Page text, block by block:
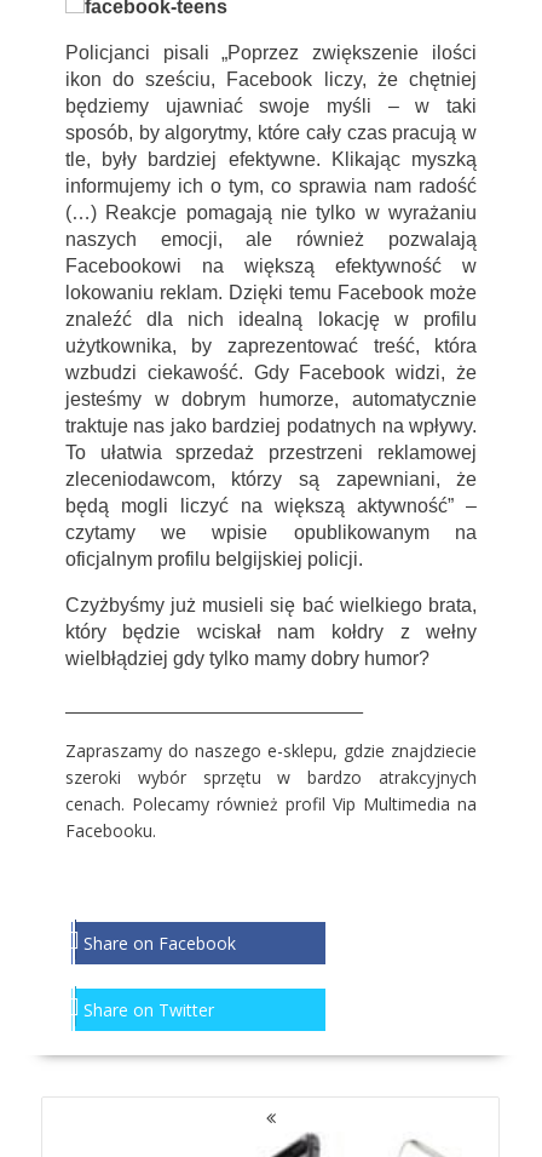
Policjanci pisali „Poprzez zwiększenie ilości
ikon do sześciu, Facebook liczy, że chętniej
będziemy ujawniać swoje myśli – w taki
sposób, by algorytmy, które cały czas pracują w
tle, były bardziej efektywne. Klikając myszką
informujemy ich o tym, co sprawia nam radość
(…) Reakcje pomagają nie tylko w wyrażaniu
naszych emocji, ale również pozwalają
Facebookowi na większą efektywność w
lokowaniu reklam. Dzięki temu Facebook może
znaleźć dla nich idealną lokację w profilu
użytkownika, by zaprezentować treść, która
wzbudzi ciekawość. Gdy Facebook widzi, że
jesteśmy w dobrym humorze, automatycznie
traktuje nas jako bardziej podatnych na wpływy.
To ułatwia sprzedaż przestrzeni reklamowej
zleceniodawcom, którzy są zapewniani, że
będą mogli liczyć na większą aktywność” –
czytamy we wpisie opublikowanym na
oficjalnym profilu belgijskiej policji.
Czyżbyśmy już musieli się bać wielkiego brata,
który będzie wciskał nam kołdry z wełny
wielbłądziej gdy tylko mamy dobry humor?
Zapraszamy do naszego e-sklepu, gdzie znajdziecie
szeroki wybór sprzętu w bardzo atrakcyjnych
cenach. Polecamy również profilVip Multimedia na
Facebooku.
Share on Facebook
Share on Twitter
NAWIGACJA